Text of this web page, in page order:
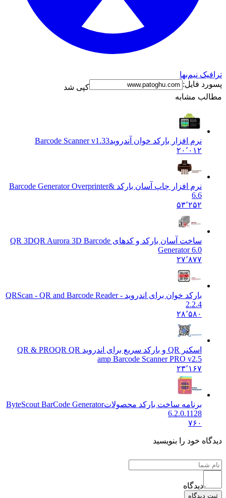
ترافیک نیم‌بها
پسورد فایل:
کپی شد
مطالب مشابه
نرم افزار بارکد خوان آندرویدBarcode Scanner v1.33
۲۰٬۰۱۲
نرم افزار چاپ آسان بارکد &Barcode Generator Overprinter
6.6
۵۳٬۲۵۲
ساخت آسان بارکد و کدهای QR 3D QR Aurora 3D Barcode
Generator 6.0
۲۷٬۸۷۷
بارکد خوان برای اندروید - QRScan - QR and Barcode Reader
2.2.4
۲۸٬۵۸۰
اسکنر QR و بارکد سریع برای اندروید QR & PRO
QR QR
amp Barcode Scanner PRO v2.5
۲۳٬۱۶۷
برنامه ساخت بارکد محصولاتByteScout BarCode Generator
6.2.0.1128
۷۶۰
دیدگاه خود را بنویسید
دیدگاه
ثبت دیدگاه